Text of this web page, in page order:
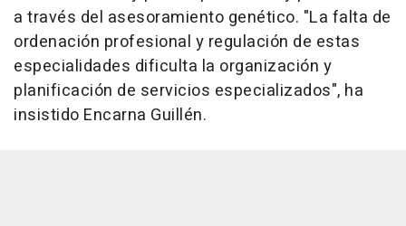
a través del asesoramiento genético. "La falta de
ordenación profesional y regulación de estas
especialidades dificulta la organización y
planificación de servicios especializados", ha
insistido Encarna Guillén.